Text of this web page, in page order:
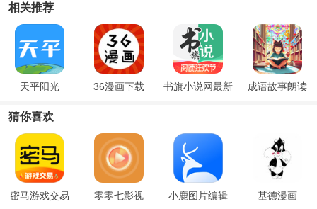
相关推荐
天平阳光 36漫画下载
书旗小说网最新
成语故事朗读
猜你喜欢
密马游戏交易 零零七影视 小鹿图片编辑 基德漫画